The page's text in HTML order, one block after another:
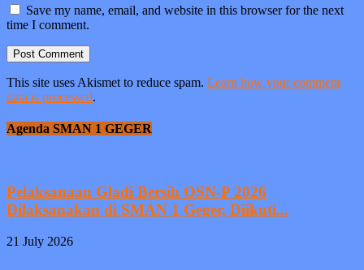
Save my name, email, and website in this browser for the next
time I comment.
This site uses Akismet to reduce spam. Learn how your comment
data is processed.
Agenda SMAN 1 GEGER
Pelaksanaan Gladi Bersih OSN-P 2026
Dilaksanakan di SMAN 1 Geger, Diikuti...
21 July 2026